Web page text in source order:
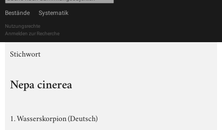
Bestände Systematik
Nutzungsrechte
Anmelden zur Recherche
Stichwort
Nepa cinerea
1. Wasserskorpion (Deutsch)